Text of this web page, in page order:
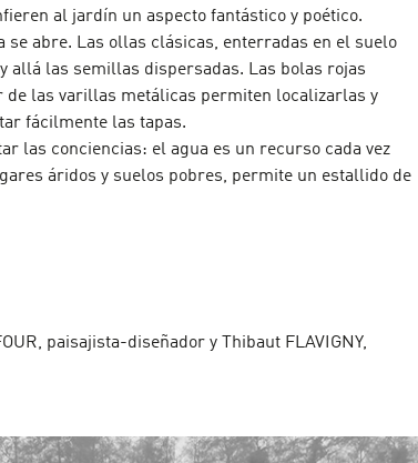
al jardín un aspecto fantástico y poético.
se abre. Las ollas clásicas, enterradas en el suelo
allá las semillas dispersadas. Las bolas rojas
de las varillas metálicas permiten localizarlas y
fácilmente las tapas.
las conciencias: el agua es un recurso cada vez
áridos y suelos pobres, permite un estallido de
paisajista-diseñador y Thibaut FLAVIGNY,